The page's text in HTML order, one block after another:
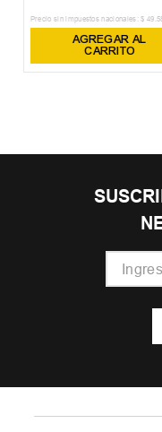
Precio sin impuestos nacionales: $ 49
AGREGAR AL
CARRITO